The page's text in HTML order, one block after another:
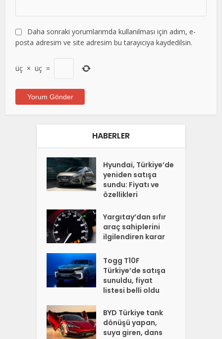
Daha sonraki yorumlarımda kullanılması için adım, e-
posta adresim ve site adresim bu tarayıcıya kaydedilsin.
üç × üç =
HABERLER
Hyundai, Türkiye’de
yeniden satışa
sundu: Fiyatı ve
özellikleri
Yargıtay’dan sıfır
araç sahiplerini
ilgilendiren karar
Togg T10F
Türkiye’de satışa
sunuldu, fiyat
listesi belli oldu
BYD Türkiye tank
dönüşü yapan,
suya giren, dans